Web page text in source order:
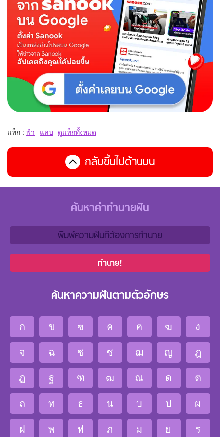
แท็ก : ฟ้า แลบ ดูแท็กทั้งหมด
กลับขึ้นไปด้านบน
ค้นหาคำทำนายฝัน
ทำนาย!
ค้นหาความฝันตามตัวอักษร
ก ข ฃ ค ฅ ฆ
ง
จ
ฉ ช ซ ฌ ญ
ฎ
ฏ
ฐ ฑ ฒ ณ ด
ต
ถ
ท ธ น บ ป
ผ
ฝ
พ ฟ ภ ม ย
ร